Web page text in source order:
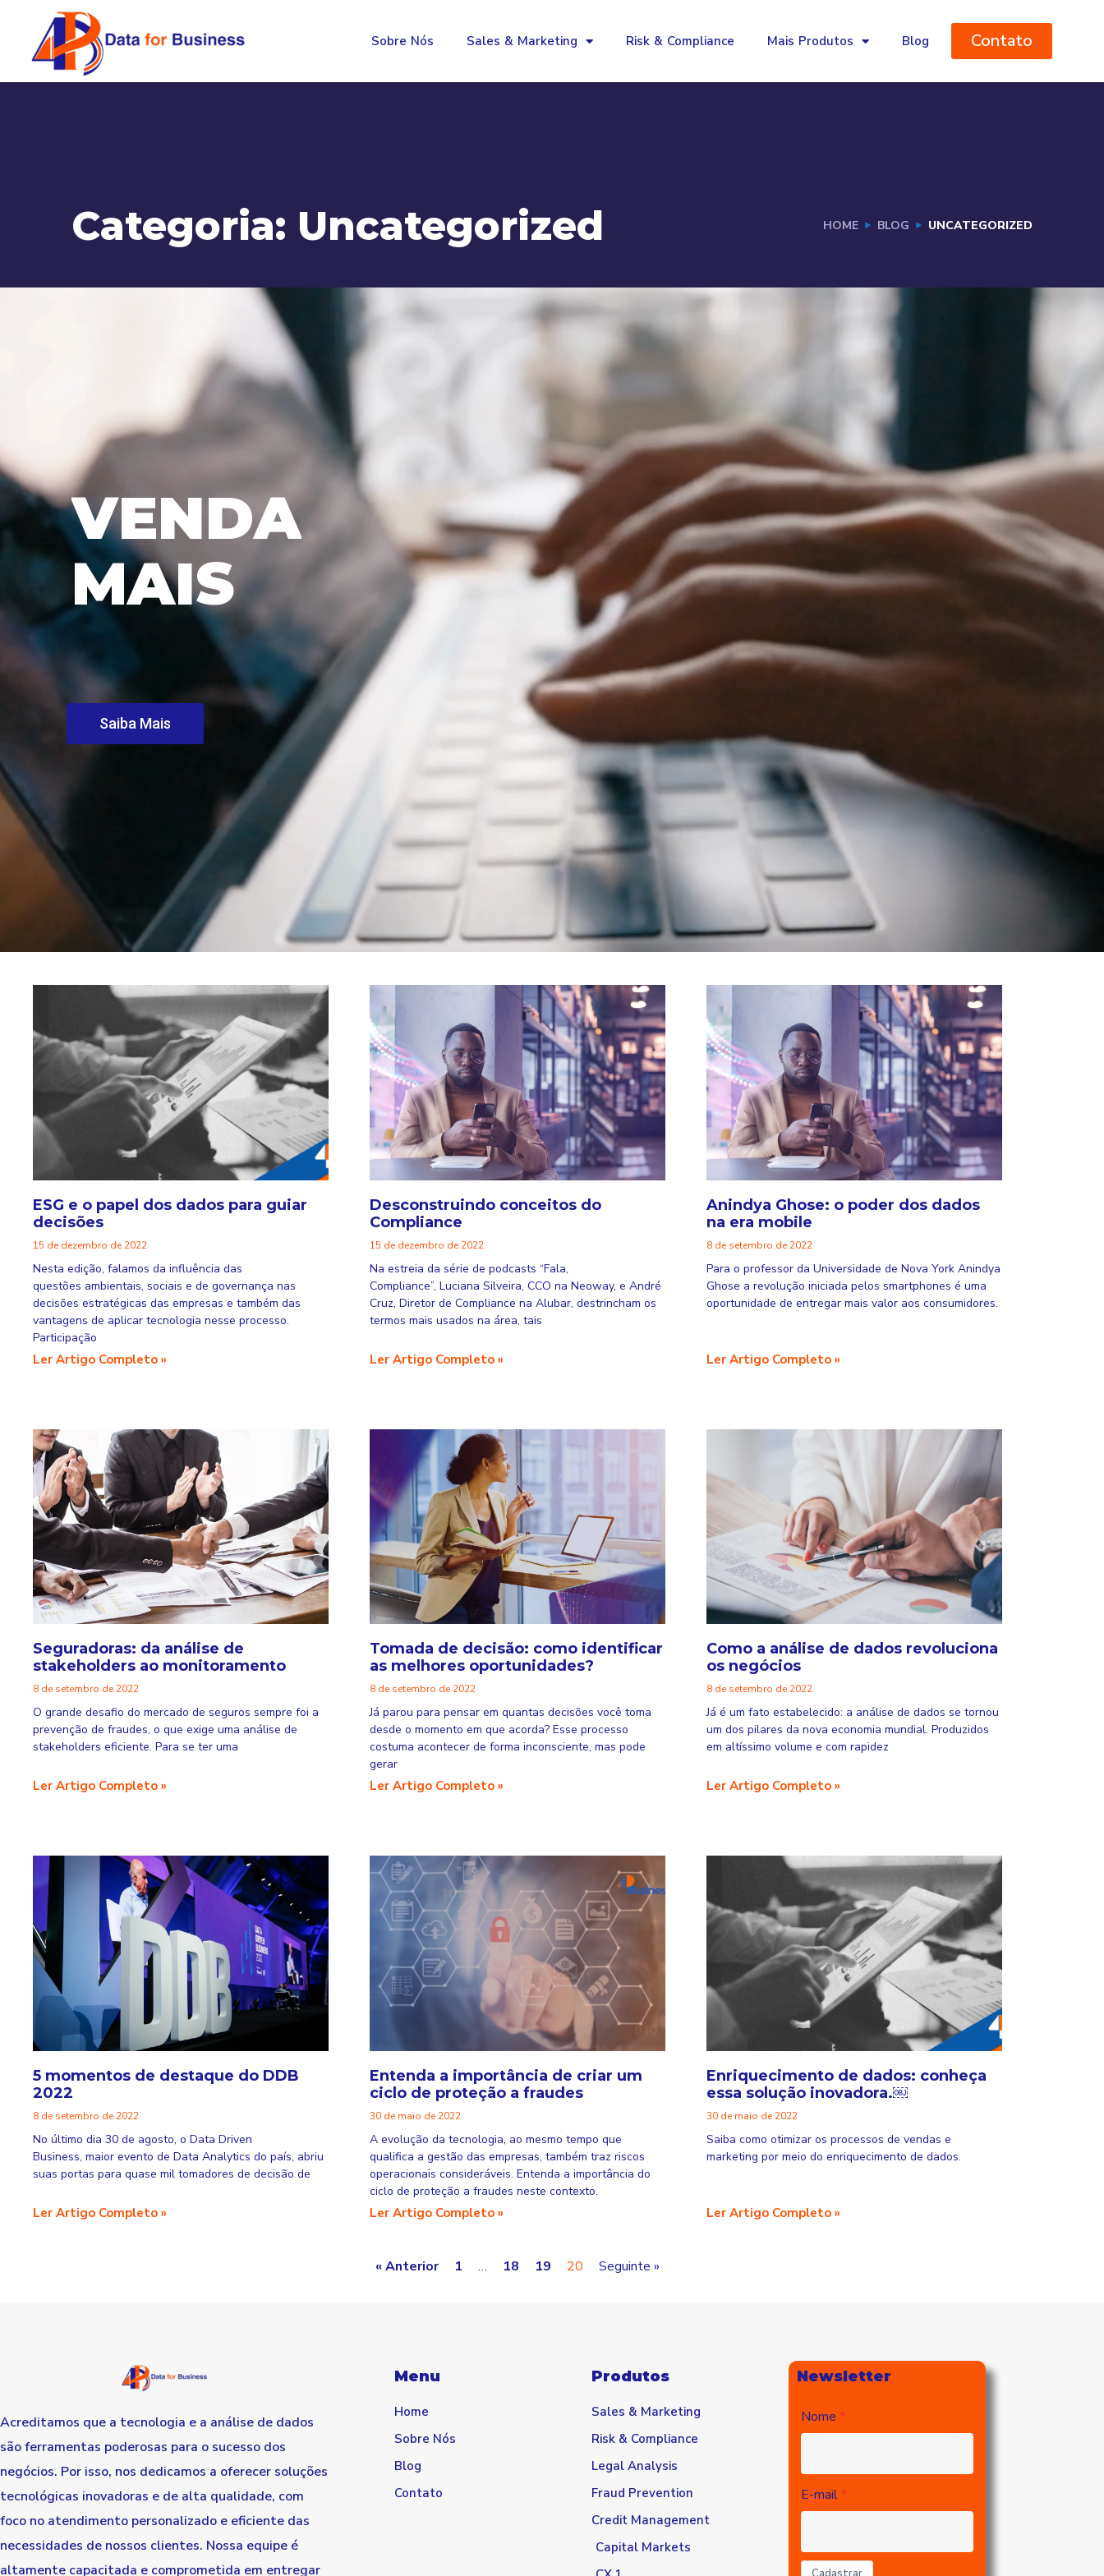
Sobre Nós Sales & Marketing Risk & Compliance Mais Produtos Blog Contato
Categoria: Uncategorized HOME BLOG UNCATEGORIZED
VENDA
MAIS
Saiba Mais
ESG e o papel dos dados para guiar
decisões
15 de dezembro de 2022
Nesta edição, falamos da influência das
questões ambientais, sociais e de governança nas
decisões estratégicas das empresas e também das
vantagens de aplicar tecnologia nesse processo.
Participação
Ler Artigo Completo »
Desconstruindo conceitos do
Compliance
15 de dezembro de 2022
Na estreia da série de podcasts “Fala,
Compliance”, Luciana Silveira, CCO na Neoway, e André
Cruz, Diretor de Compliance na Alubar, destrincham os
termos mais usados na área, tais
Ler Artigo Completo »
Anindya Ghose: o poder dos dados
na era mobile
8 de setembro de 2022
Para o professor da Universidade de Nova York Anindya
Ghose a revolução iniciada pelos smartphones é uma
oportunidade de entregar mais valor aos consumidores.
Ler Artigo Completo »
Seguradoras: da análise de
stakeholders ao monitoramento
8 de setembro de 2022
O grande desafio do mercado de seguros sempre foi a
prevenção de fraudes, o que exige uma análise de
stakeholders eficiente. Para se ter uma
Ler Artigo Completo »
Tomada de decisão: como identificar
as melhores oportunidades?
8 de setembro de 2022
Já parou para pensar em quantas decisões você toma
desde o momento em que acorda? Esse processo
costuma acontecer de forma inconsciente, mas pode
gerar
Ler Artigo Completo »
Como a análise de dados revoluciona
os negócios
8 de setembro de 2022
Já é um fato estabelecido: a análise de dados se tornou
um dos pilares da nova economia mundial. Produzidos
em altíssimo volume e com rapidez
Ler Artigo Completo »
5 momentos de destaque do DDB
2022
8 de setembro de 2022
No último dia 30 de agosto, o Data Driven
Business, maior evento de Data Analytics do país, abriu
suas portas para quase mil tomadores de decisão de
Ler Artigo Completo »
Entenda a importância de criar um
ciclo de proteção a fraudes
30 de maio de 2022
A evolução da tecnologia, ao mesmo tempo que
qualifica a gestão das empresas, também traz riscos
operacionais consideráveis. Entenda a importância do
ciclo de proteção a fraudes neste contexto.
Ler Artigo Completo »
Enriquecimento de dados: conheça
essa solução inovadora.￼
30 de maio de 2022
Saiba como otimizar os processos de vendas e
marketing por meio do enriquecimento de dados.
Ler Artigo Completo »
« Anterior 1 … 18 19 20 Seguinte »
Acreditamos que a tecnologia e a análise de dados
são ferramentas poderosas para o sucesso dos
negócios. Por isso, nos dedicamos a oferecer soluções
tecnológicas inovadoras e de alta qualidade, com
foco no atendimento personalizado e eficiente das
necessidades de nossos clientes. Nossa equipe é
altamente capacitada e comprometida em entregar
Menu
Home
Sobre Nós
Blog
Contato
Produtos
Sales & Marketing
Risk & Compliance
Legal Analysis
Fraud Prevention
Credit Management
Capital Markets
Newsletter
Nome
E-mail